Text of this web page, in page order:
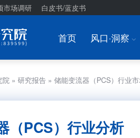
市场调研 白皮书/蓝皮书
首页 风口·洞察 I
院 » 研究报告 » 储能变流器（PCS）行业
（PCS）行业分析